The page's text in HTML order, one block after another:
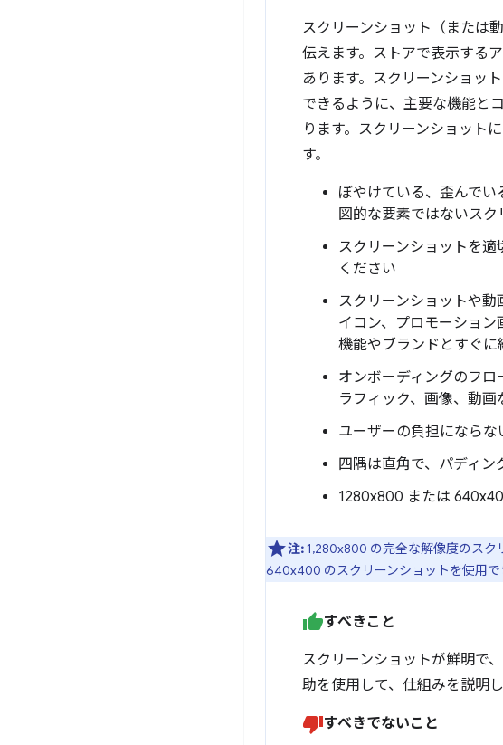
スクリーンショット（または
伝えます。ストアで表示する
あります。スクリーンショッ
できるように、主要な機能と
ります。スクリーンショット
す。
ぼやけている、歪んで
図的な要素ではないス
スクリーンショットを
ください
スクリーンショットや
イコン、プロモーショ
機能やブランドとすぐに
オンボーディングのフ
ラフィック、画像、動
ユーザーの負担になら
四隅は直角で、パディン
1280x800 または
注:1,280x800 の完全な解像度のスク
640x400 のスクリーンショットを使用
すべきこと
スクリーンショットが鮮明で
助を使用して、仕組みを説明し
すべきでないこと